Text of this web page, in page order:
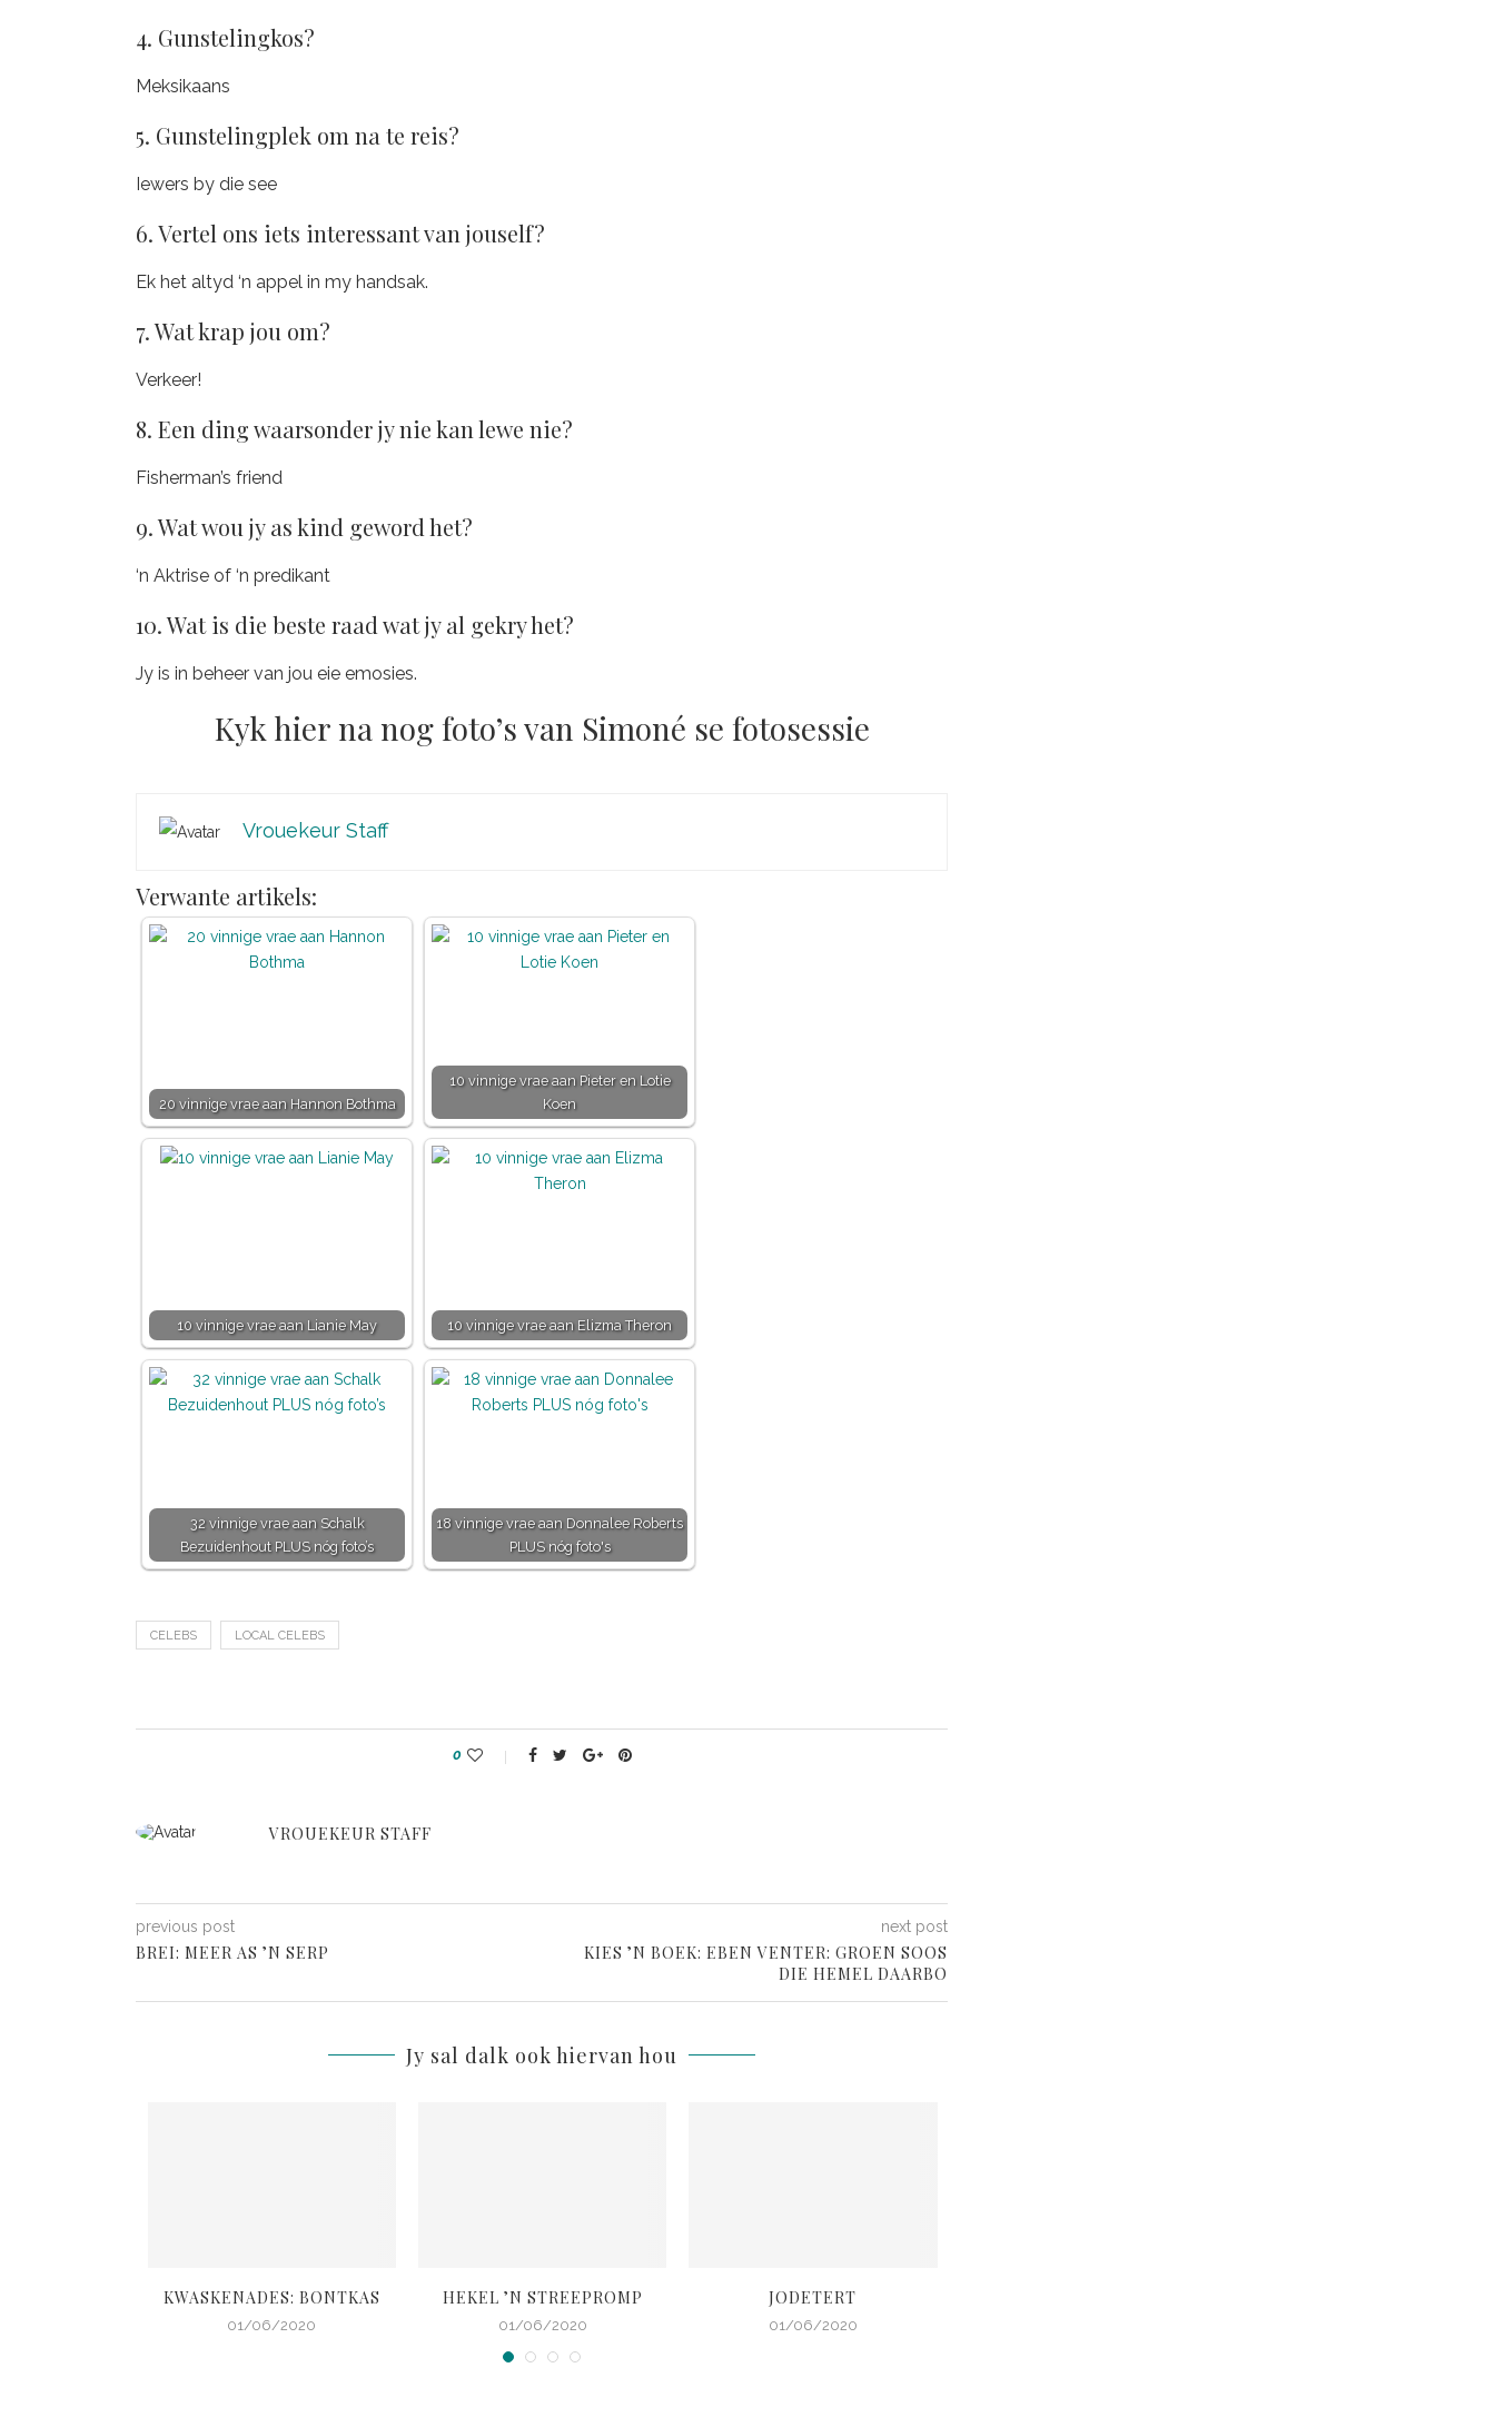
4. Gunstelingkos?
Meksikaans
5. Gunstelingplek om na te reis?
Iewers by die see
6. Vertel ons iets interessant van jouself?
Ek het altyd ‘n appel in my handsak.
7. Wat krap jou om?
Verkeer!
8. Een ding waarsonder jy nie kan lewe nie?
Fisherman’s friend
9. Wat wou jy as kind geword het?
‘n Aktrise of ‘n predikant
10. Wat is die beste raad wat jy al gekry het?
Jy is in beheer van jou eie emosies.
Kyk hier na nog foto’s van Simoné se fotosessie
Vrouekeur Staff
Verwante artikels:
20 vinnige vrae aan Hannon Bothma
10 vinnige vrae aan Pieter en Lotie
Koen
10 vinnige vrae aan Lianie May 10 vinnige vrae aan Elizma Theron
32 vinnige vrae aan Schalk
Bezuidenhout PLUS nóg foto’s
18 vinnige vrae aan Donnalee Roberts
PLUS nóg foto's
CELEBS LOCAL CELEBS
0
VROUEKEUR STAFF
previous post
BREI: MEER AS ’N SERP
next post
KIES ’N BOEK: EBEN VENTER: GROEN SOOS
DIE HEMEL DAARBO
Jy sal dalk ook hiervan hou
KWASKENADES: BONTKAS
01/06/2020
HEKEL ’N STREEPROMP
01/06/2020
JODETERT
01/06/2020